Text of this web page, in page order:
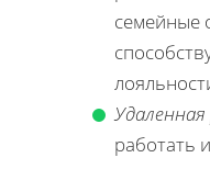
семейные
работать